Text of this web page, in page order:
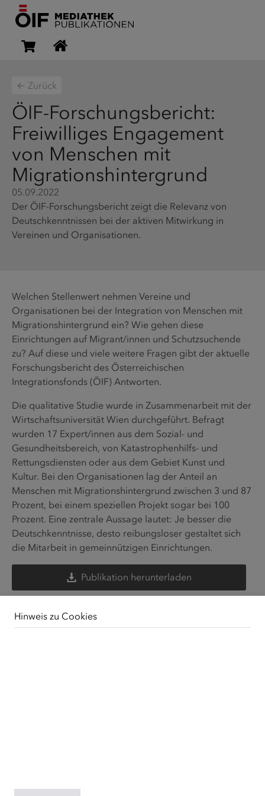
← Zurück
ÖIF-Forschungsbericht:
Freiwilliges Engagement
von Menschen mit
Migrationshintergrund
05.09.2022
Der ÖIF-Forschungsbericht zeigt die Relevanz von
Deutschkenntnissen bei der aktiven Mitwirkung in
Vereinen und Organisationen.
Welchen Stellenwert nehmen Vereine und
Organisationen bei der Integration von Menschen mit
Migrationshintergrund ein? Wie gehen diese
Einrichtungen auf Migrant/innen und Schutzsuchende
zu? Auf diese und viele weitere Fragen gibt der aktuelle
Forschungsbericht des Österreichischen
Integrationsfonds (ÖIF) Antworten.
Die qualitative Studie wurde in Zusammenarbeit mit der
Wirtschaftsuniversität Wien durchgeführt. Befragt
wurden 17 Expert/innen aus dem Sozial- und
Gesundheitsbereich, von Katastrophenhilfs- und
Rettungsdiensten oder aus dem Gebiet Kunst und
Kultur. Bei den Organisationen lag der Anteil an
Menschen mit Migrationshintergrund zwischen 3 und 87
Prozent, bei einem speziellen Projekt sogar bei 100
Prozent. Eine zentrale Aussage lautet: Je besser die
Deutschkenntnisse, desto reibungsloser gestaltet sich
die Mitarbeit in gemeinnützigen Einrichtungen.
Publikation herunterladen
Hinweis zu Cookies